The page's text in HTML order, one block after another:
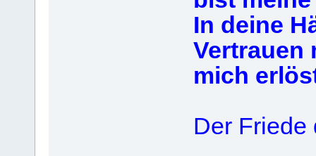
In deine
Vertrauen
mich
Der Friede